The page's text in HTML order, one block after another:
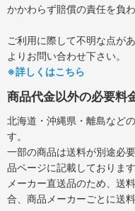
かかわらず賠償の責任を負
ご利用に際して不明な点が
よりお問い合わせ下さい。
※詳しくはこちら
商品代金以外の必要料
北海道・沖縄県・離島など
す。
一部の商品は送料が別途必
品ページに記載しております
メーカー直送品のため、送
合、商品メーカーごとに送料